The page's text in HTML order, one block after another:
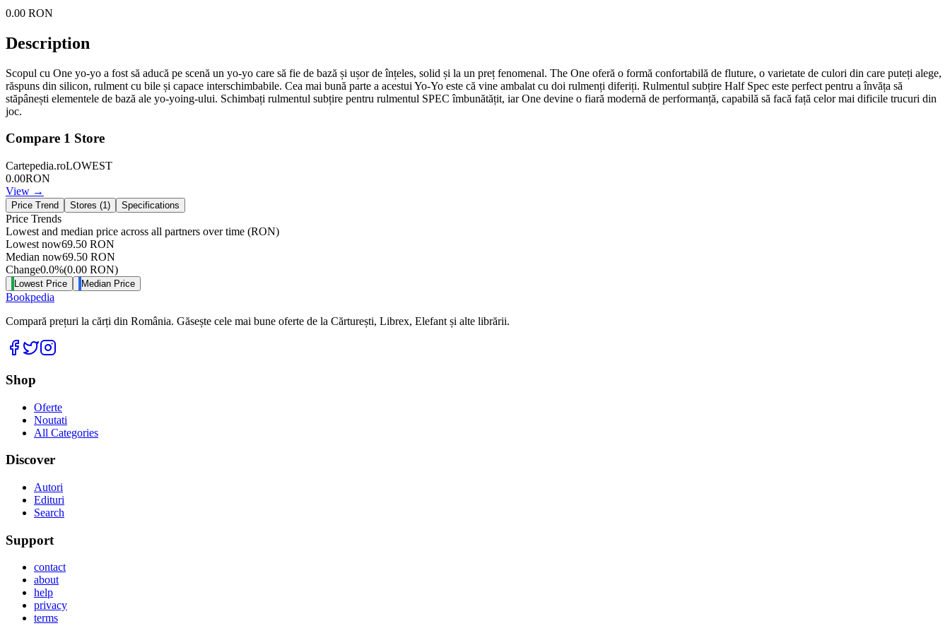
0.00 RON
Description
Scopul cu One yo-yo a fost să aducă pe scenă un yo-yo care să fie de bază și ușor de înțeles, solid și la un preț fenomenal. The One oferă o formă confortabilă de fluture, o varietate de culori din care puteți alege,
răspuns din silicon, rulment cu bile și capace interschimbabile. Cea mai bună parte a acestui Yo-Yo este că vine ambalat cu doi rulmenți diferiți. Rulmentul subțire Half Spec este perfect pentru a învăța să
stăpânești elementele de bază ale yo-yoing-ului. Schimbați rulmentul subțire pentru rulmentul SPEC îmbunătățit, iar One devine o fiară modernă de performanță, capabilă să facă față celor mai dificile trucuri din
joc.
Compare 1 Store
Cartepedia.roLOWEST
0.00RON
View →
Price Trend Stores (1) Specifications
Price Trends
Lowest and median price across all partners over time (RON)
Lowest now69.50 RON
Median now69.50 RON
Change0.0%(0.00 RON)
Lowest Price Median Price
Bookpedia
Compară prețuri la cărți din România. Găsește cele mai bune oferte de la Cărturești, Librex, Elefant și alte librării.
Facebook
Twitter
Shop
Oferte
Noutati
All Categories
Discover
Autori
Edituri
Search
Support
contact
about
help
privacy
terms